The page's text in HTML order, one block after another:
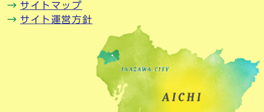
サイトマップ
サイト運営方針